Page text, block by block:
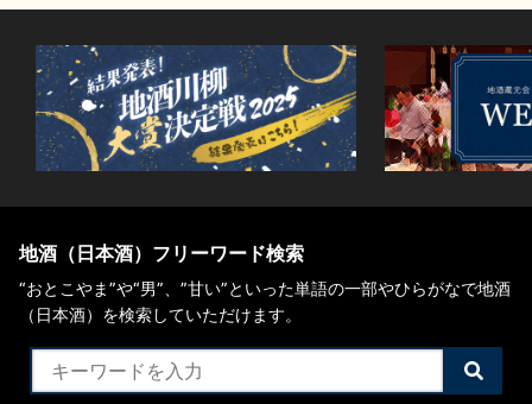
地酒（日本酒）フリーワード検索
“おとこやま”や“男”、”甘い”といった単語の一部やひらがなで地酒
（日本酒）を検索していただけます。
検
索